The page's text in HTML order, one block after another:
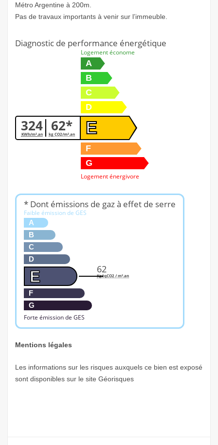
Métro Argentine à 200m.
Pas de travaux importants à venir sur l’immeuble.
Diagnostic de performance énergétique
324
KWh/m².an 62*
kg CO2/m².an
Logement économe
A
B
C
D
E
F
G
Logement énergivore
* Dont émissions de gaz à effet de serre
Faible émission de GES
A
B
C
D
E
F
G
Forte émission de GES
62
KgéqCO2 / m².an
Mentions légales
Les informations sur les risques auxquels ce bien est exposé
sont disponibles sur le site Géorisques